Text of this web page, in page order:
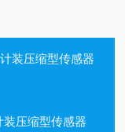
装压缩型传感器
装压缩型传感器